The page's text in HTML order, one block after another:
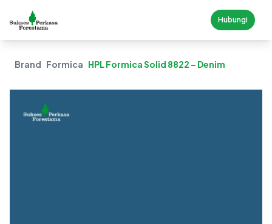
Hubungi
Brand Formica HPL Formica Solid 8822 – Denim